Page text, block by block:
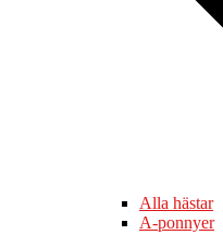
Alla hästar
A-ponnyer